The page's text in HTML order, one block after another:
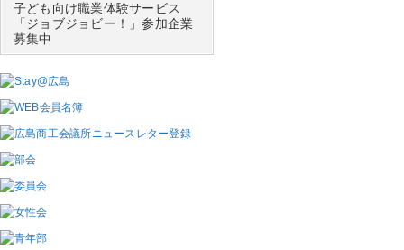
子ども向け職業体験サービス
「ジョブジョビー！」参加企業
募集中